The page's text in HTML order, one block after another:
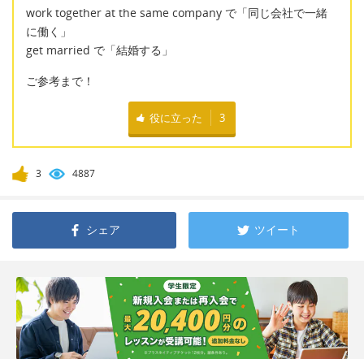
work together at the same company で「同じ会社で一緒
に働く」
get married で「結婚する」
ご参考まで！
役に立った 3
3 4887
シェア ツイート